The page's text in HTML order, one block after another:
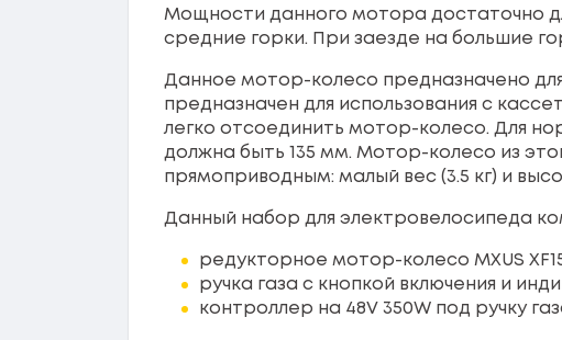
Мощности данного мотора достаточно
средние горки. При заезде на большие
Данное мотор-колесо предназначено
предназначен для использования с
легко отсоединить мотор-колесо. Для
должна быть 135 мм. Мотор-колесо из
прямоприводным: малый вес (3.5 кг) и
Данный набор для электровелосипеда
редукторное мотор-колесо MXUS
ручка газа с кнопкой включения и
контроллер на 48V 350W под ручку